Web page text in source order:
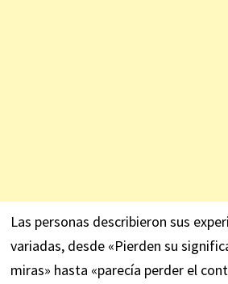
Las personas describieron sus
variadas, desde «Pierden su
miras» hasta «parecía perder el